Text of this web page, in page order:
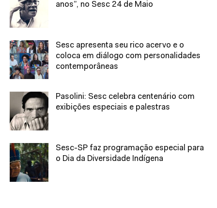
anos”, no Sesc 24 de Maio
Sesc apresenta seu rico acervo e o
coloca em diálogo com personalidades
contemporâneas
Pasolini: Sesc celebra centenário com
exibições especiais e palestras
Sesc-SP faz programação especial para
o Dia da Diversidade Indígena